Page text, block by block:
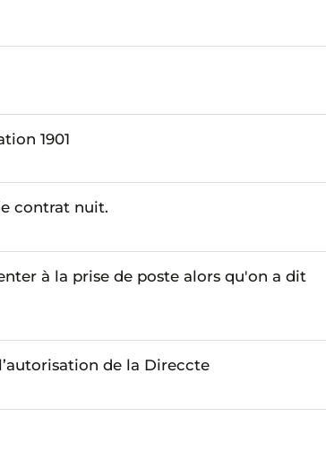
1901
contrat nuit.
à la prise de poste alors qu'on a dit
de la Direccte